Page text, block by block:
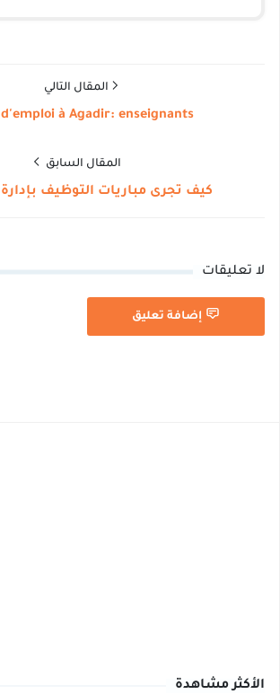
المقال التالي
à Agadir: enseignants
المقال السابق
كيف تجرى مباريات التوظيف
لا تعليقات
إضافة تعليق
الأكثر مشاهدة